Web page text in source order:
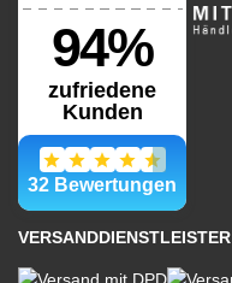
VERSANDDIENSTLEISTER